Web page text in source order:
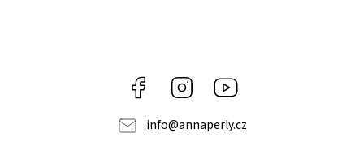
Facebook Instagram
info@annaperly.cz